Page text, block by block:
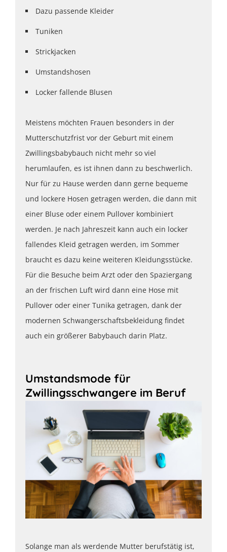
Dazu passende Kleider
Tuniken
Strickjacken
Umstandshosen
Locker fallende Blusen
Meistens möchten Frauen besonders in der
Mutterschutzfrist vor der Geburt mit einem
Zwillingsbabybauch nicht mehr so viel
herumlaufen, es ist ihnen dann zu beschwerlich.
Nur für zu Hause werden dann gerne bequeme
und lockere Hosen getragen werden, die dann mit
einer Bluse oder einem Pullover kombiniert
werden. Je nach Jahreszeit kann auch ein locker
fallendes Kleid getragen werden, im Sommer
braucht es dazu keine weiteren Kleidungsstücke.
Für die Besuche beim Arzt oder den Spaziergang
an der frischen Luft wird dann eine Hose mit
Pullover oder einer Tunika getragen, dank der
modernen Schwangerschaftsbekleidung findet
auch ein größerer Babybauch darin Platz.
Umstandsmode für
Zwillingsschwangere im Beruf
Solange man als werdende Mutter berufstätig ist,